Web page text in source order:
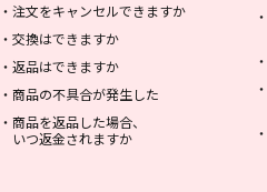
・ 注文をキャンセルできますか
・ 交換はできますか
・ 返品はできますか
・ 商品の不具合が発生した
・ 商品を返品した場合、
いつ返金されますか
・
・
・
・